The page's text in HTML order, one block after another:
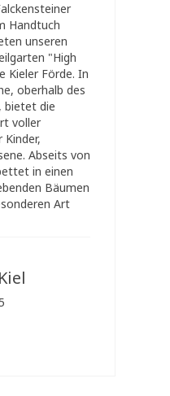
Handtuch
unseren
"High
Kieler Förde. In
oberhalb des
bietet die
voller
Abseits von
in einen
Bäumen
Art